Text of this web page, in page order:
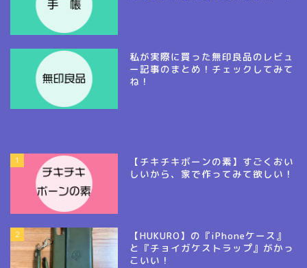
私が実際に買った無印良品のレビュ
ー記事のまとめ！チェックしてみて
ね！
1
【チキチキボーンの素】すごくおい
しいから、家で作ってみて欲しい！
2
【HUKURO】の『iPhoneケース』
と『チョイガケストラップ』がかっ
こいい！